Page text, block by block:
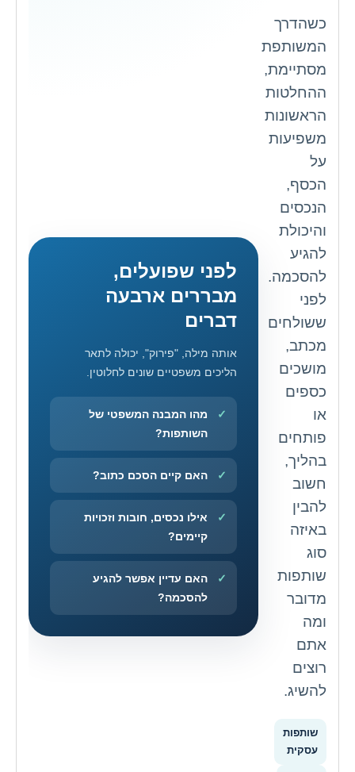
כשהדרך
המשותפת
מסתיימת,
ההחלטות
הראשונות
משפיעות
על
הכסף,
הנכסים
והיכולת
להגיע
להסכמה.
לפני
ששולחים
מכתב,
מושכים
כספים
או
פותחים
בהליך,
חשוב
להבין
באיזה
סוג
שותפות
מדובר
ומה
אתם
רוצים
להשיג.
שותפות
עסקית
לפני שפועלים,
מבררים ארבעה
דברים
אותה מילה, "פירוק", יכולה לתאר
הליכים משפטיים שונים לחלוטין.
מהו המבנה המשפטי של
השותפות?
האם קיים הסכם כתוב?
אילו נכסים, חובות וזכויות
קיימים?
האם עדיין אפשר להגיע
להסכמה?